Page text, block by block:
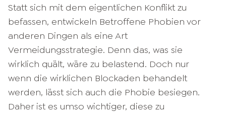
Statt sich mit dem eigentlichen Konflikt zu
befassen, entwickeln Betroffene Phobien vor
anderen Dingen als eine Art
Vermeidungsstrategie. Denn das, was sie
wirklich quält, wäre zu belastend. Doch nur
wenn die wirklichen Blockaden behandelt
werden, lässt sich auch die Phobie besiegen.
Daher ist es umso wichtiger, diese zu